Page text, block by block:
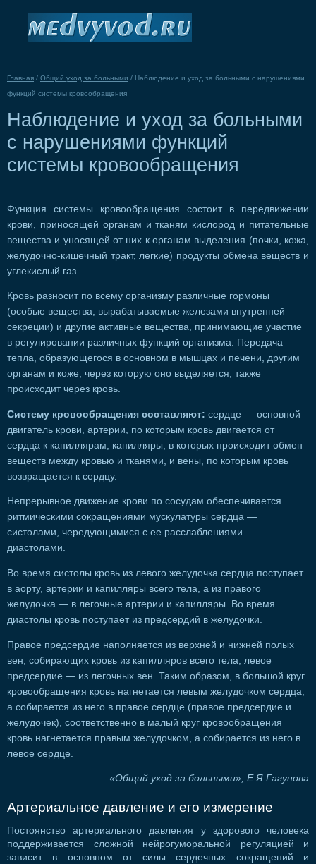
Главная / Общий уход за больными / Наблюдение и уход за больными с нарушениями
функций системы кровообращения
Наблюдение и уход за больными
с нарушениями функций
системы кровообращения
Функция системы кровообращения состоит в передвижении
крови, приносящей органам и тканям кислород и питательные
вещества и уносящей от них к органам выделения (почки, кожа,
желудочно-кишечный тракт, легкие) продукты обмена веществ и
углекислый газ.
Кровь разносит по всему организму различные гормоны
(особые вещества, вырабатываемые железами внутренней
секреции) и другие активные вещества, принимающие участие
в регулировании различных функций организма. Передача
тепла, образующегося в основном в мышцах и печени, другим
органам и коже, через которую оно выделяется, также
происходит через кровь.
Систему кровообращения составляют: сердце — основной
двигатель крови, артерии, по которым кровь двигается от
сердца к капиллярам, капилляры, в которых происходит обмен
веществ между кровью и тканями, и вены, по которым кровь
возвращается к сердцу.
Непрерывное движение крови по сосудам обеспечивается
ритмическими сокращениями мускулатуры сердца —
систолами, чередующимися с ее расслаблениями —
диастолами.
Во время систолы кровь из левого желудочка сердца поступает
в аорту, артерии и капилляры всего тела, а из правого
желудочка — в легочные артерии и капилляры. Во время
диастолы кровь поступает из предсердий в желудочки.
Правое предсердие наполняется из верхней и нижней полых
вен, собирающих кровь из капилляров всего тела, левое
предсердие — из легочных вен. Таким образом, в большой круг
кровообращения кровь нагнетается левым желудочком сердца,
а собирается из него в правое сердце (правое предсердие и
желудочек), соответственно в малый круг кровообращения
кровь нагнетается правым желудочком, а собирается из него в
левое сердце.
«Общий уход за больными», Е.Я.Гагунова
Артериальное давление и его измерение
Постоянство артериального давления у здорового человека
поддерживается сложной нейрогуморальной регуляцией и
зависит в основном от силы сердечных сокращений и